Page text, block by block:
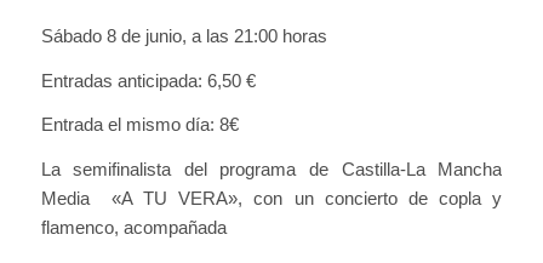
Sábado 8 de junio, a las 21:00 horas
Entradas anticipada: 6,50 €
Entrada el mismo día: 8€
La semifinalista del programa de Castilla-La Mancha
Media «A TU VERA», con un concierto de copla y
flamenco, acompañada